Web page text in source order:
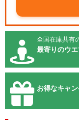
全国在庫共有
最寄りのウ
お得なキャ